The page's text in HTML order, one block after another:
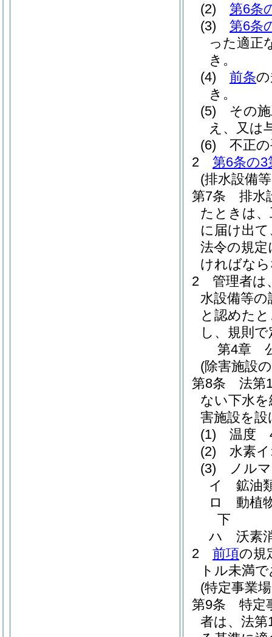
(2)
第6条
(3)
第6条
った適正
き。
(4)
前条
き。
(5)
その
え、又は
(6)
不正
2
第6条の3
(排水設備
第7条
排水
たときは
に届け出
法令の規
ければな
2
管理者は
水設備等
と認めた
し、規則
第4章
(除害施設
第8条
法第
ない下水
害施設を
(1)
温度
(2)
水素
(3)
ノル
イ
鉱油
ロ
動植
下
ハ
沃素
2
前項の規
トル未満
(特定事業
第9条
特定
者は、法